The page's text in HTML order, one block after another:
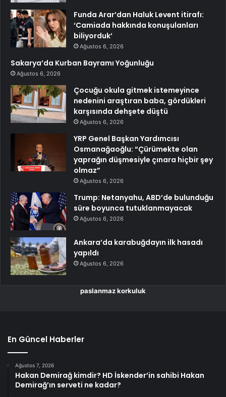
Funda Arar’dan Haluk Levent itirafı:
‘Camiada hakkında konuşulanları
biliyorduk’
Ağustos 6, 2026
Sakarya’da Kurban Bayramı Yoğunluğu
Ağustos 6, 2026
Çocuğu okula gitmek istemeyince
nedenini araştıran baba, gördükleri
karşısında dehşete düştü
Ağustos 6, 2026
YRP Genel Başkan Yardımcısı
Osmanağaoğlu: “Çürümekte olan
yaprağın düşmesiyle çınara hiçbir şey
olmaz”
Ağustos 6, 2026
Trump: Netanyahu, ABD’de bulunduğu
süre boyunca tutuklanmayacak
Ağustos 6, 2026
Ankara’da karabuğdayın ilk hasadı
yapıldı
Ağustos 6, 2026
paslanmaz korkuluk
En Güncel Haberler
Ağustos 7, 2026
Hakan Demirağ kimdir? HD İskender’in sahibi Hakan
Demirağ’ın serveti ne kadar?